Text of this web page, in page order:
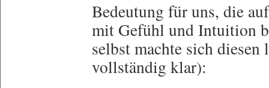
Bedeutung für uns, die
mit Gefühl und Intuition
selbst machte sich
vollständig klar):